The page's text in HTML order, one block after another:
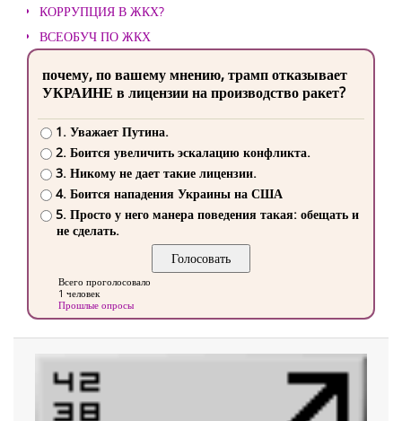
КОРРУПЦИЯ В ЖКХ?
ВСЕОБУЧ ПО ЖКХ
почему, по вашему мнению, трамп отказывает
УКРАИНЕ в лицензии на производство ракет?
1. Уважает Путина.
2. Боится увеличить эскалацию конфликта.
3. Никому не дает такие лицензии.
4. Боится нападения Украины на США
5. Просто у него манера поведения такая: обещать и
не сделать.
Всего проголосовало
1 человек
Прошлые опросы